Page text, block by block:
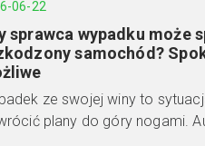
06-22
sprawca wypadku może
samochód?
ze swojej winy to
plany do góry nogami.